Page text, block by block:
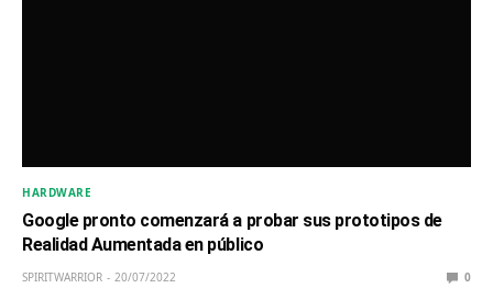
HARDWARE
Google pronto comenzará a probar sus prototipos de
Realidad Aumentada en público
SPIRITWARRIOR 20/07/2022 0